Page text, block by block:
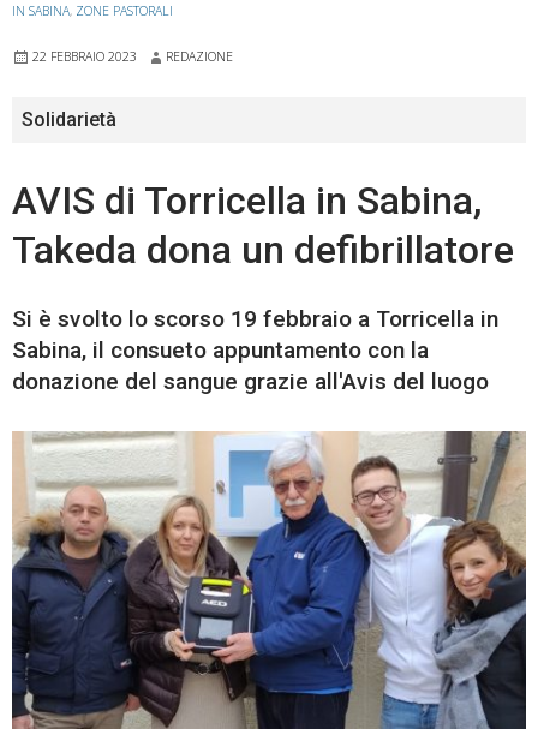
IN SABINA, ZONE PASTORALI
22 FEBBRAIO 2023 REDAZIONE
Solidarietà
AVIS di Torricella in Sabina,
Takeda dona un defibrillatore
Si è svolto lo scorso 19 febbraio a Torricella in
Sabina, il consueto appuntamento con la
donazione del sangue grazie all'Avis del luogo